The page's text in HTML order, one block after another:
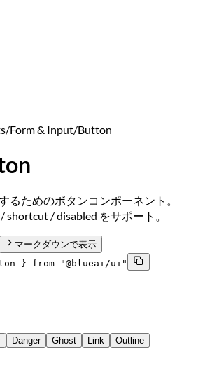
/Form & Input/Button
るためのボタンコンポーネント。
shortcut / disabled をサポート。
マークダウンで表示
} from "@blueai/ui"
Danger Ghost Link
Outline